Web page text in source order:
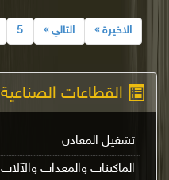
القطاعات الصناعية
تشغيل المعادن
الماكينات والمعدات والآلات
5 التالي » الاخيرة »